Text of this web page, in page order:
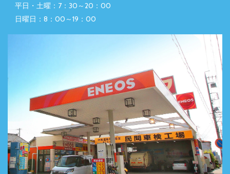
平日・土曜：7：30～20：00
日曜日：8：00～19：00